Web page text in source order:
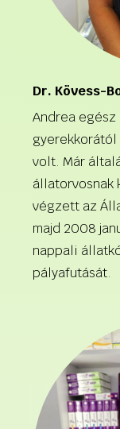
Dr. Kövess-
Andrea
volt. Már
állatorvosnak
végzett az
majd 2008
nappali
pályafutását.